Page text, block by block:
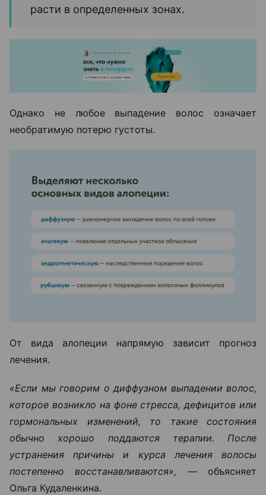
расти в определенных зонах.
Однако не любое выпадение волос означает
необратимую потерю густоты.
От вида алопеции напрямую зависит прогноз
лечения.
«Если мы говорим о диффузном выпадении волос,
которое возникло на фоне стресса, дефицитов или
гормональных изменений, то такие состояния
обычно хорошо поддаются терапии. После
устранения причины и курса лечения волосы
постепенно восстанавливаются», —объясняет
Ольга Кудаленкина.